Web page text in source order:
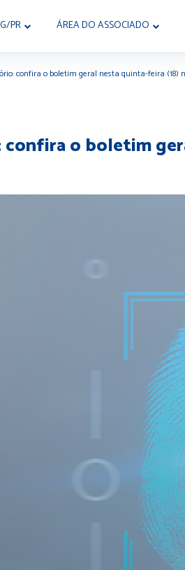
PR ÁREA DO ASSOCIADO
confira o boletim geral nesta quinta-feira (18)
o boletim